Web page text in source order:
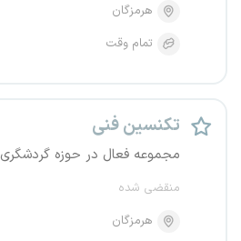
هرمزگان
تمام وقت
تکنسین فنی
مجموعه فعال در حوزه گردشگری
منقضی شده
هرمزگان